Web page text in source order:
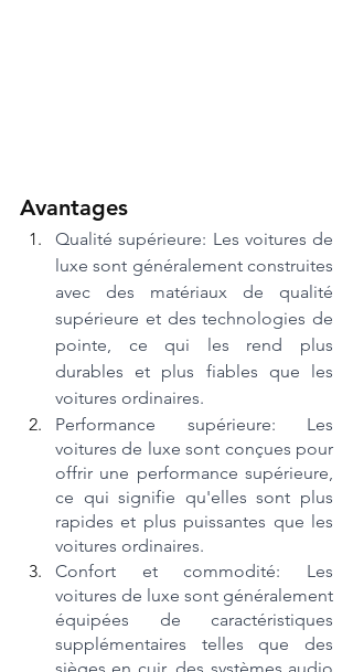
Avantages
Qualité supérieure: Les voitures de
luxe sont généralement construites
avec des matériaux de qualité
supérieure et des technologies de
pointe, ce qui les rend plus
durables et plus fiables que les
voitures ordinaires.
Performance supérieure: Les
voitures de luxe sont conçues pour
offrir une performance supérieure,
ce qui signifie qu'elles sont plus
rapides et plus puissantes que les
voitures ordinaires.
Confort et commodité: Les
voitures de luxe sont généralement
équipées de caractéristiques
supplémentaires telles que des
sièges en cuir, des systèmes audio